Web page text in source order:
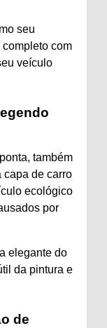
seu
com
veículo
também
capa de carro
ecológico
​​por
elegante do
da pintura e
de